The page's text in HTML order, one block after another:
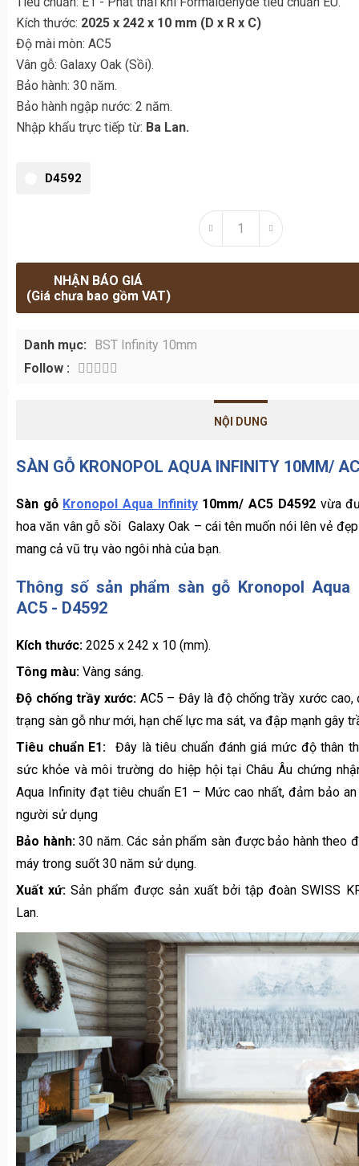
Bảo hành: 30 năm.
Bảo hành ngập nước: 2 năm.
Nhập khẩu trực tiếp từ:
D4592
Danh mục:
BST Infinity 10mm
Follow :
10mm/ AC5 D4592
mang cả vũ trụ vào ngôi nhà của bạn.
Thông số sản phẩm sàn gỗ Kronopol Aqua
AC5 - D4592
Tông màu:Vàng sáng.
trạng sàn gỗ như mới, hạn chế lực ma sát, va đập mạnh gây
Tiêu chuẩn E1:Đây là tiêu chuẩn đánh giá mức độ thân
sức khỏe và môi trường do hiệp hội tại Châu Âu chứng
Aqua Infinityđạt tiêu chuẩn E1 – Mức cao nhất, đảm bảo
người sử dụng
Bảo hành:30 năm. Các sản phẩm sàn được bảo hành theo
máy trong suốt 30 năm sử dụng.
Xuất xứ:Sản phẩm được sản xuất bởi tập đoàn SWISS
Lan.